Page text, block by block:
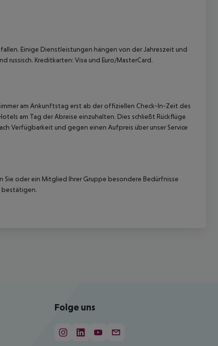
Einige Dienstleistungen hängen von der Jahreszeit und
russisch. Kreditkarten: Visa und Euro/MasterCard.
am Ankunftstag erst ab der offiziellen Check-In-Zeit des
am Tag der Abreise einzuhalten. Dies schließt Rückflüge
Verfügbarkeit und gegen einen Aufpreis über unser Service
oder ein Mitglied Ihrer Gruppe besondere Bedürfnisse
bestätigen.
Folge uns